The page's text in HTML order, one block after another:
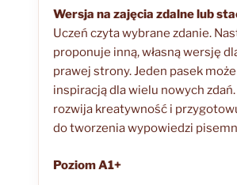
Wersja na zajęcia zdalne lub
Uczeń czyta wybrane zdanie.
proponuje inną, własną wersję
prawej strony. Jeden pasek
inspiracją dla wielu nowych
rozwija kreatywność i
do tworzenia wypowiedzi
Poziom A1+